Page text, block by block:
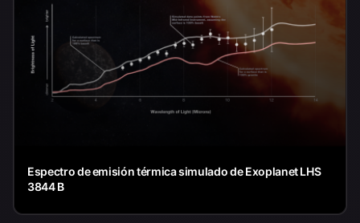
Espectro de emisión térmica simulado de Exoplanet LHS
3844 B